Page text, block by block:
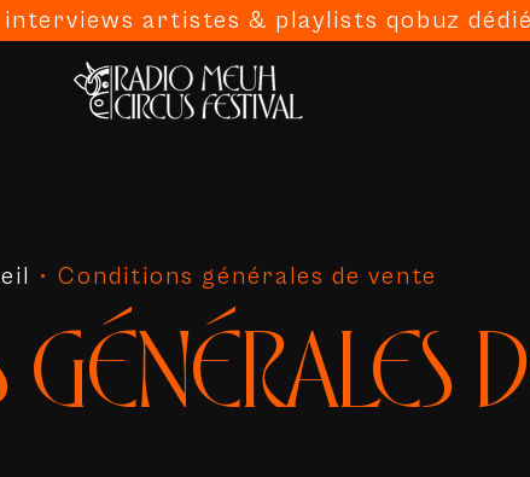
interviews artistes & playlists qobuz
• Conditions générales de vente